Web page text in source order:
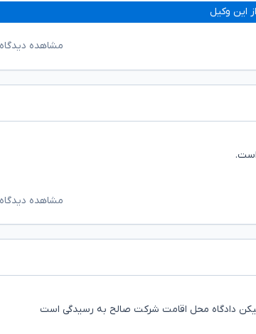
این وکیل
مشاهده
مشاهده
دادگاه محل اقامت شرکت صالح به رسیدگی است